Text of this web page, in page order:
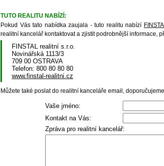
TUTO REALITU NABÍZÍ:
Pokud Vás tato nabídka zaujala - tuto realitu nabízí
realitní kancelář kontaktovat a zjistit podrobnější informace,
FINSTAL realitní s.r.o.
Novinářská 1113/3
709 00 OSTRAVA
Telefon: 800 80 80 80
www.finstal-realitni.cz
Můžete také poslat do realitní kanceláře email,
Vaše jméno:
Kontakt na Vás:
Zpráva pro realitní kancelář: